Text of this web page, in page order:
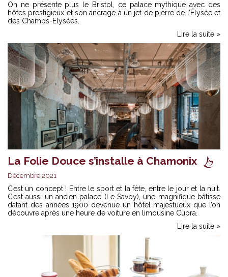
On ne présente plus le Bristol, ce palace mythique avec des
hôtes prestigieux et son ancrage à un jet de pierre de l’Élysée et
des Champs-Elysées.
Lire la suite »
La Folie Douce s’installe à Chamonix
Décembre 2021
C’est un concept ! Entre le sport et la fête, entre le jour et la nuit.
C’est aussi un ancien palace (Le Savoy), une magnifique bâtisse
datant des années 1900 devenue un hôtel majestueux que l’on
découvre après une heure de voiture en limousine Cupra.
Lire la suite »